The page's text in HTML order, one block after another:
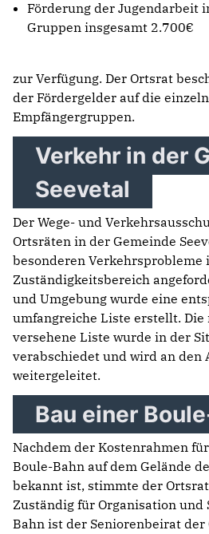
Förderung der Jugendarbeit
Gruppen insgesamt 2.700€
zur Verfügung. Der Ortsrat
der Fördergelder auf die
Empfängergruppen.
Verkehr in der
Seevetal
Der Wege- und
Ortsräten in der Gemeinde
besonderen Verkehrsprobleme
Zuständigkeitsbereich
und Umgebung wurde eine
umfangreiche Liste erstellt.
versehene Liste wurde in der
verabschiedet und wird an den
weitergeleitet.
Bau einer
Nachdem der Kostenrahmen
Boule-Bahn auf dem Gelände
bekannt ist, stimmte der
Zuständig für Organisation und
Bahn ist der Seniorenbeirat